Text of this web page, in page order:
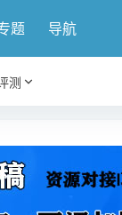
题 导航
测